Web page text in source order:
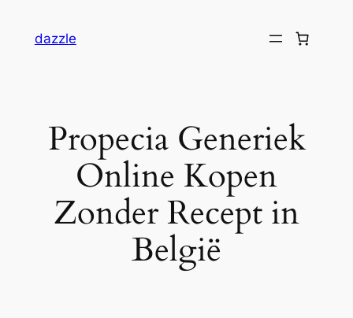
dazzle
Propecia Generiek
Online Kopen
Zonder Recept in
België